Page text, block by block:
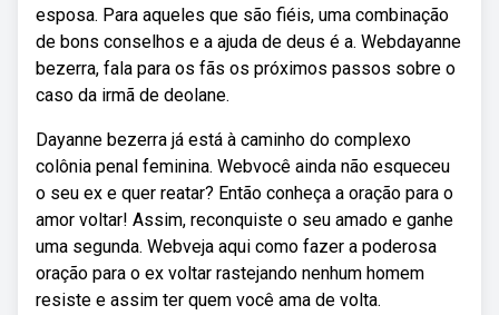
esposa. Para aqueles que são fiéis, uma combinação
de bons conselhos e a ajuda de deus é a. Webdayanne
bezerra, fala para os fãs os próximos passos sobre o
caso da irmã de deolane.
Dayanne bezerra já está à caminho do complexo
colônia penal feminina. Webvocê ainda não esqueceu
o seu ex e quer reatar? Então conheça a oração para o
amor voltar! Assim, reconquiste o seu amado e ganhe
uma segunda. Webveja aqui como fazer a poderosa
oração para o ex voltar rastejando nenhum homem
resiste e assim ter quem você ama de volta.